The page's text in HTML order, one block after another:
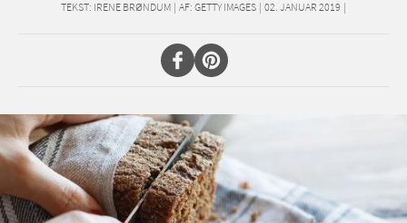
TEKST: IRENE BRØNDUM | AF: GETTY IMAGES | 02. JANUAR 2019 |